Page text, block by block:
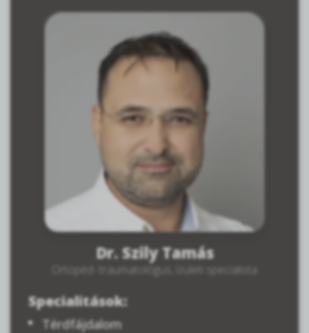
Dr. Szily Tamás
Ortopéd- traumatológus, ízületi specialista
Specialitások:
Térdfájdalom